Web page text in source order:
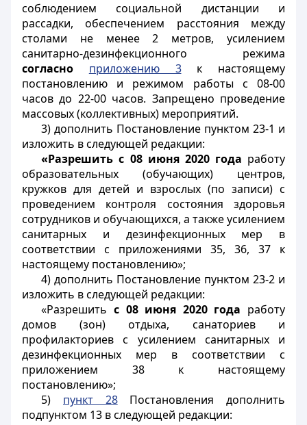
соблюдением социальной дистанции и
рассадки, обеспечением расстояния между
столами не менее 2 метров, усилением
санитарно-дезинфекционного режима
согласно приложению 3
к настоящему
постановлению и режимом работы с 08-00
часов до 22-00 часов. Запрещено проведение
массовых (коллективных) мероприятий.
3) дополнить Постановление пунктом 23-1 и
изложить в следующей редакции:
«Разрешить с 08 июня 2020 года работу
образовательных (обучающих) центров,
кружков для детей и взрослых (по записи) с
проведением контроля состояния здоровья
сотрудников и обучающихся, а также усилением
санитарных и дезинфекционных мер в
соответствии с приложениями 35, 36, 37
к
настоящему постановлению»;
4) дополнить Постановление пунктом 23-2 и
изложить в следующей редакции:
«Разрешить с 08 июня 2020 года работу
домов (зон) отдыха, санаториев и
профилакториев с усилением санитарных и
дезинфекционных мер в соответствии с
приложением 38
к настоящему
постановлению»;
5) пункт 28Постановления дополнить
подпунктом 13 в следующей редакции: